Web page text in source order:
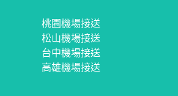
桃園機場接送
松山機場接送
台中機場接送
高雄機場接送